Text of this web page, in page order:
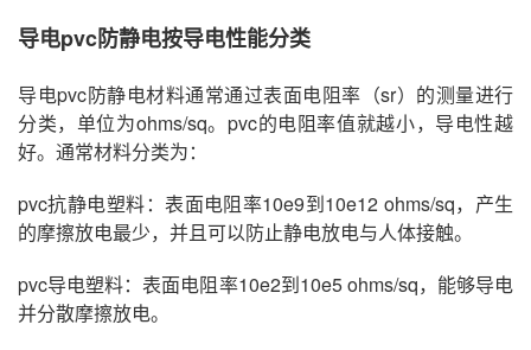
导电pvc防静电按导电性能分类
导电pvc防静电材料通常通过表面电阻率（sr）的测量进行
分类，单位为ohms/sq。pvc的电阻率值就越小，导电性越
好。通常材料分类为：
pvc抗静电塑料：表面电阻率10e9到10e12 ohms/sq，产生
的摩擦放电最少，并且可以防止静电放电与人体接触。
pvc导电塑料：表面电阻率10e2到10e5 ohms/sq，能够导电
并分散摩擦放电。